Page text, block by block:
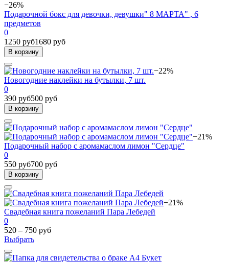
−26%
Подарочной бокс для девочки, девушки" 8 МАРТА" , 6
предметов
0
1250 руб1680 руб
В корзину
−22%
Новогодние наклейки на бутылки, 7 шт.
0
390 руб500 руб
В корзину
−21%
Подарочный набор с аромамаслом лимон "Сердце"
0
550 руб700 руб
В корзину
−21%
Свадебная книга пожеланий Пара Лебедей
0
520 – 750 руб
Выбрать